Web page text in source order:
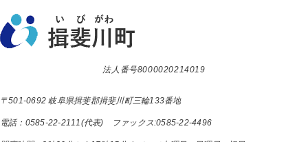
法人番号8000020214019
〒501-0692 岐阜県揖斐郡揖斐川町三輪133番地
電話：0585-22-2111(代表) ファックス:0585-22-4496